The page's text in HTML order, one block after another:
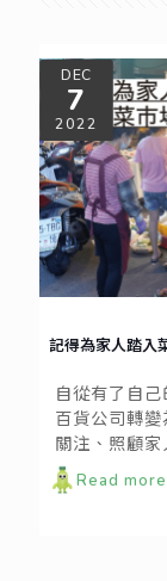
DEC
7
2022
記得為家人踏入
自從有了自
百貨公司轉
關注、照顧
切。還記得第
的買，看到什
Read more